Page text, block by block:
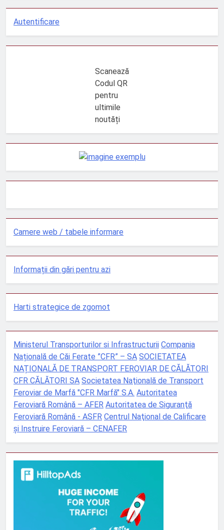
Autentificare
Scanează
Codul QR
pentru
ultimile
noutăți
Camere web / tabele informare
Informații din gări pentru azi
Harti strategice de zgomot
Ministerul Transporturilor si Infrastructurii Compania
Națională de Căi Ferate ”CFR” – SA SOCIETATEA
NAȚIONALĂ DE TRANSPORT FEROVIAR DE CĂLĂTORI
CFR CĂLĂTORI SA Societatea Naţională de Transport
Feroviar de Marfă "CFR Marfă" S.A. Autoritatea
Feroviară Română – AFER Autoritatea de Siguranţă
Feroviară Română - ASFR Centrul Naţional de Calificare
şi Instruire Feroviară – CENAFER